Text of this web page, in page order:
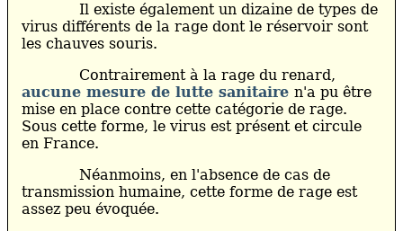
Il existe également un dizaine de types de
virus différents de la rage dont le réservoir sont
les chauves souris.
Contrairement à la rage du renard,
aucune mesure de lutte sanitaire n'a pu être
mise en place contre cette catégorie de rage.
Sous cette forme, le virus est présent et circule
en France.
Néanmoins, en l'absence de cas de
transmission humaine, cette forme de rage est
assez peu évoquée.